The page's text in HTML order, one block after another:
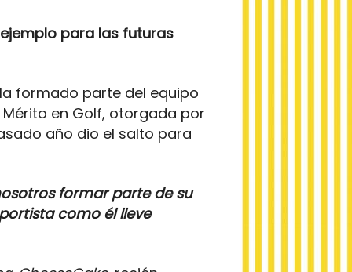
para las futuras
formado parte del equipo
en Golf, otorgada por
año dio el salto para
formar parte de su
como él lleve